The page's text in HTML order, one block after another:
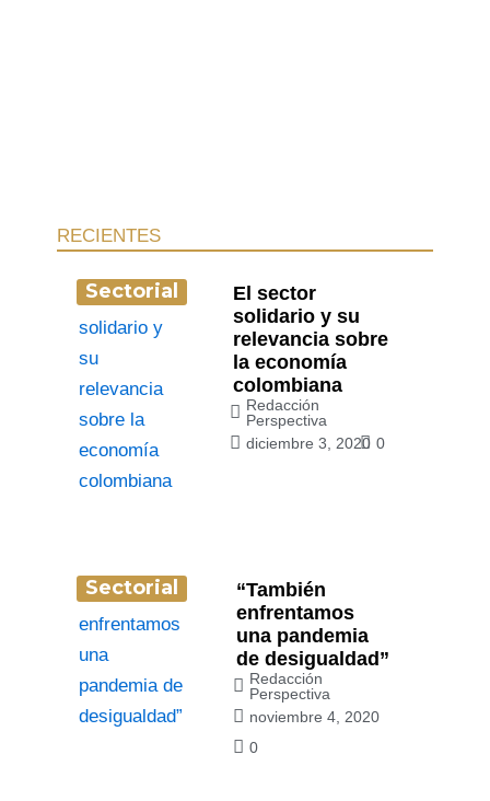
RECIENTES
Sectorial
El sector
solidario y su
relevancia sobre
la economía
colombiana
Redacción
Perspectiva
diciembre 3, 2020 0
Sectorial
“También
enfrentamos
una pandemia
de desigualdad”
Redacción
Perspectiva
noviembre 4, 2020
0